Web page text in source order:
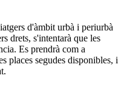
d'àmbit urbà i periurbà
drets, s'intentarà que les
Es prendrà com a
places segudes disponibles, i